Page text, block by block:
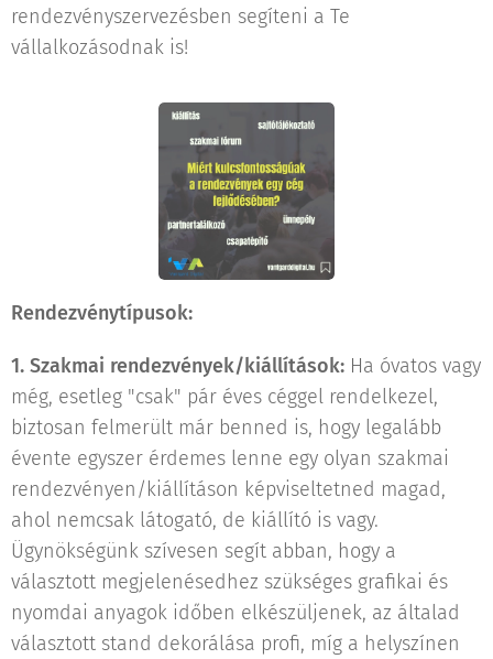
rendezvényszervezésben segíteni a Te
vállalkozásodnak is!
Rendezvénytípusok:
1. Szakmai rendezvények/kiállítások: Ha óvatos vagy
még, esetleg "csak" pár éves céggel rendelkezel,
biztosan felmerült már benned is, hogy legalább
évente egyszer érdemes lenne egy olyan szakmai
rendezvényen/kiállításon képviseltetned magad,
ahol nemcsak látogató, de kiállító is vagy.
Ügynökségünk szívesen segít abban, hogy a
választott megjelenésedhez szükséges grafikai és
nyomdai anyagok időben elkészüljenek, az általad
választott stand dekorálása profi, míg a helyszínen